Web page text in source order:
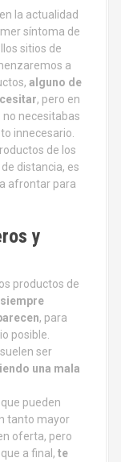
la actualidad
síntoma de
sitios de
a
alguno de
, pero en
necesitabas
innecesario.
de los
distancia, es
afrontar para
y
productos de
siempre
, para
posible.
ser
una mala
pueden
tanto mayor
oferta, pero
a final, te